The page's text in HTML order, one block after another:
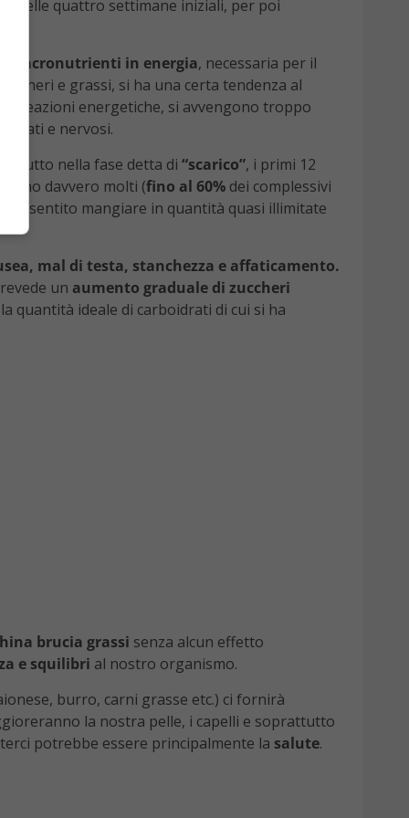
nelle quattro settimane iniziali, per poi
macronutrienti in energia, necessaria per il
e grassi, si ha una certa tendenza al
le reazioni energetiche, si avvengono troppo
e nervosi.
nella fase detta di “scarico”, i primi 12
sono davvero molti (fino al 60% dei complessivi
consentito mangiare in quantità quasi illimitate
mal di testa, stanchezza e affaticamento.
un aumento graduale di zuccheri
quantità ideale di carboidrati di cui si ha
brucia grassi senza alcun effetto
e squilibri al nostro organismo.
burro, carni grasse etc.) ci fornirà
la nostra pelle, i capelli e soprattutto
potrebbe essere principalmente la salute.